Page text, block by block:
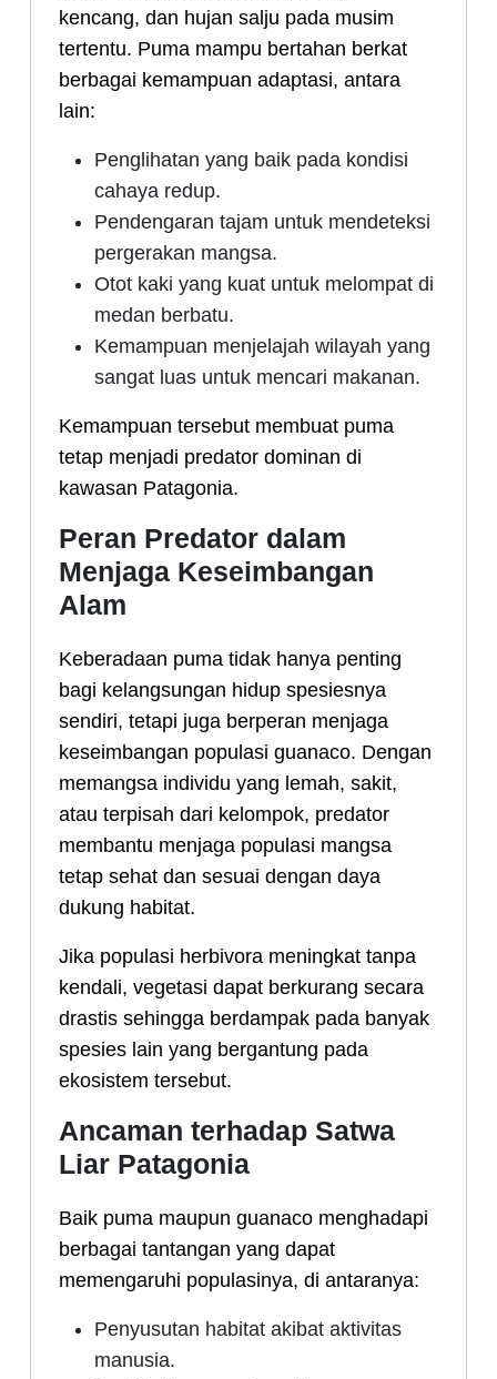
kencang, dan hujan salju pada musim
tertentu. Puma mampu bertahan berkat
berbagai kemampuan adaptasi, antara
lain:
Penglihatan yang baik pada kondisi
cahaya redup.
Pendengaran tajam untuk mendeteksi
pergerakan mangsa.
Otot kaki yang kuat untuk melompat di
medan berbatu.
Kemampuan menjelajah wilayah yang
sangat luas untuk mencari makanan.
Kemampuan tersebut membuat puma
tetap menjadi predator dominan di
kawasan Patagonia.
Peran Predator dalam
Menjaga Keseimbangan
Alam
Keberadaan puma tidak hanya penting
bagi kelangsungan hidup spesiesnya
sendiri, tetapi juga berperan menjaga
keseimbangan populasi guanaco. Dengan
memangsa individu yang lemah, sakit,
atau terpisah dari kelompok, predator
membantu menjaga populasi mangsa
tetap sehat dan sesuai dengan daya
dukung habitat.
Jika populasi herbivora meningkat tanpa
kendali, vegetasi dapat berkurang secara
drastis sehingga berdampak pada banyak
spesies lain yang bergantung pada
ekosistem tersebut.
Ancaman terhadap Satwa
Liar Patagonia
Baik puma maupun guanaco menghadapi
berbagai tantangan yang dapat
memengaruhi populasinya, di antaranya:
Penyusutan habitat akibat aktivitas
manusia.